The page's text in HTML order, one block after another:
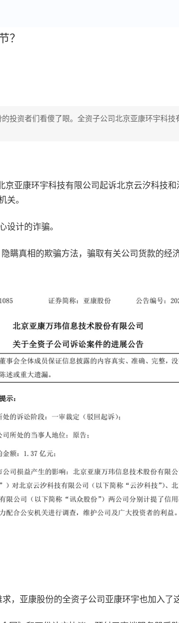
？
投资者们看傻了眼。全资子公司北京亚康环宇科
京亚康环宇科技有限公司起诉北京云汐科技
关。
设计的诈骗。
瞒真相的欺骗方法，骗取有关公司货款的经
，亚康股份的全资子公司亚康环宇也加入了